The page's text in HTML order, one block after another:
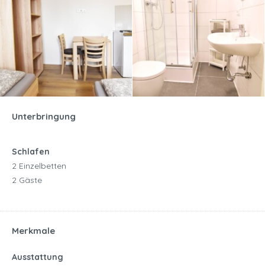
Unterbringung
Schlafen
2 Einzelbetten
2 Gäste
Merkmale
Ausstattung